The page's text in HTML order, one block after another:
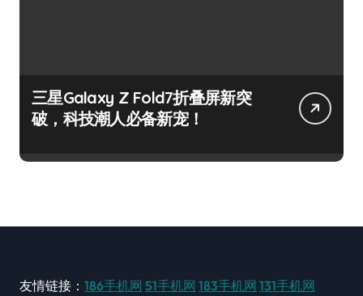
三星Galaxy Z Fold7折叠屏新突
破，科技潮人必备新宠！
友情链接： 186手机网 51手机网 183手机网 131手机网